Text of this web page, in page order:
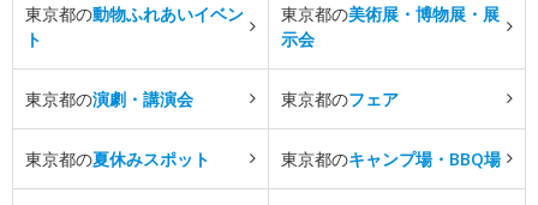
東京都の動物ふれあいイベン
ト
東京都の美術展・博物展・展
示会
東京都の演劇・講演会 東京都のフェア
東京都の夏休みスポット 東京都のキャンプ場・BBQ場